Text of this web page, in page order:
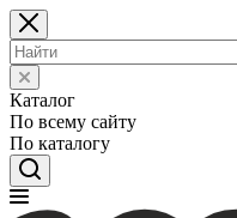
Каталог
По всему сайту
По каталогу